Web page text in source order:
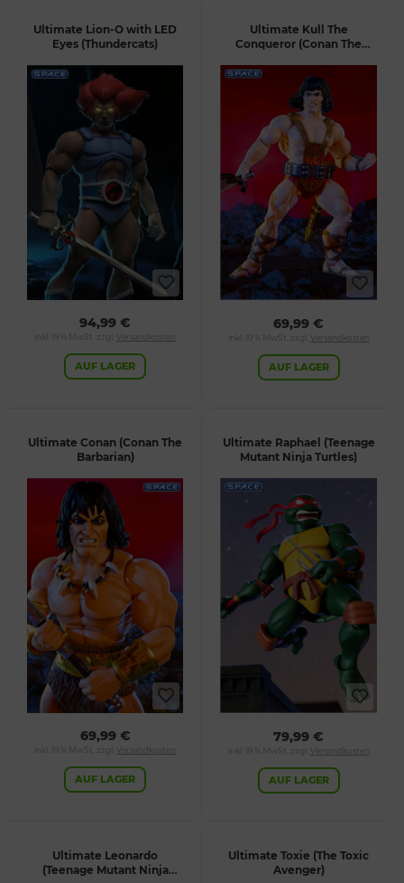
Ultimate Lion-O with LED
Eyes (Thundercats)
94,99 €
inkl. 19 % MwSt. zzgl. Versandkosten
AUF LAGER
Ultimate Kull The
Conqueror (Conan The
69,99 €
inkl. 19 % MwSt. zzgl. Versandkosten
AUF LAGER
Ultimate Conan (Conan The
Barbarian)
69,99 €
inkl. 19 % MwSt. zzgl. Versandkosten
AUF LAGER
Ultimate Raphael (Teenage
Mutant Ninja Turtles)
79,99 €
inkl. 19 % MwSt. zzgl. Versandkosten
AUF LAGER
Ultimate Leonardo
(Teenage Mutant Ninja
Ultimate Toxie (The Toxic
Avenger)